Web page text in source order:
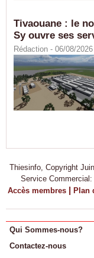
Tivaouane : le
Sy ouvre ses
Rédaction - 06/08/
Thiesinfo, Copyright
Service
Accès membres | Plan
Qui Sommes-nous?
Contactez-nous